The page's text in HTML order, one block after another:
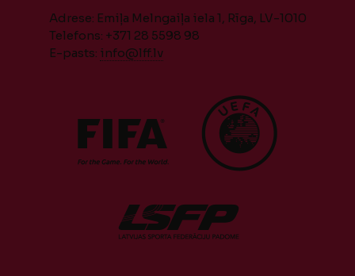
Adrese: Emiļa Melngaiļa iela 1, Rīga, LV-1010
Telefons: +371 28 5598 98
E-pasts: info@lff.lv